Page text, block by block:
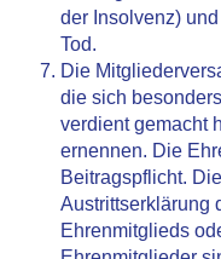
der Insolvenz)
Tod.
Die
die sich
verdient gemacht
ernennen. Die
Beitragspflicht.
Austrittserklärung
Ehrenmitglieds